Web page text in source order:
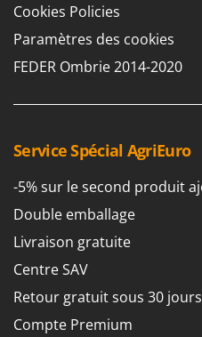
Cookies Policies
Paramètres des cookies
FEDER Ombrie 2014-2020
Service Spécial AgriEuro
-5% sur le second produit
Double emballage
Livraison gratuite
Centre SAV
Retour gratuit sous 30 jours
Compte Premium